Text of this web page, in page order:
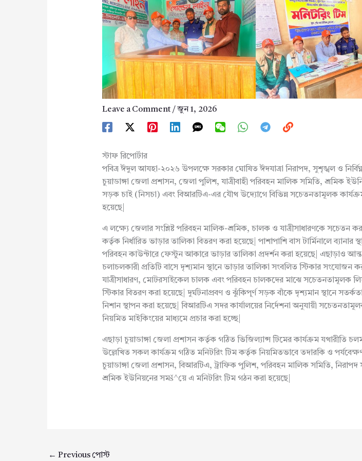
Leave a Comment /জুন 1, 2026
স্টাফ রিপোর্টার
পবিত্র ঈদুল আযহা-২০২৬ উপলক্ষে সরকার ঘোষিত ঈদযাত্রা নিরাপদ, সুশৃঙ্খল ও
চুয়াডাঙ্গা জেলা প্রশাসন, জেলা পুলিশ, যাত্রীবাহী পরিবহন মালিক সমিতি, শ্রমিক
সড়ক চাই (নিসচা) এবং বিআরটিএ-এর যৌথ উদ্যোগে বিভিন্ন সচেতনতামূলক কার্যক্রম
হয়েছে|
এ লক্ষ্যে জেলার সংশ্লিষ্ট পরিবহন মালিক-শ্রমিক, চালক ও যাত্রীসাধারণকে সচেতন
কর্তৃক নির্ধারিত ভাড়ার তালিকা বিতরণ করা হয়েছে| পাশাপাশি বাস টার্মিনালে ব্যানার
পরিবহন কাউন্টারে ফেস্টুন আকারে ভাড়ার তালিকা প্রদর্শন করা হয়েছে| এছাড়াও
চলাচলকারী প্রতিটি বাসে দৃশ্যমান স্থানে ভাড়ার তালিকা সংবলিত স্টিকার সংযোজন
যাত্রীসাধারণ, মোটরসাইকেল চালক এবং পরিবহন চালকদের মাঝে সচেতনতামূলক
স্টিকার বিতরণ করা হয়েছে| দুর্ঘটনাপ্রবণ ও ঝুঁকিপূর্ণ সড়ক বাঁকে দৃশ্যমান স্থানে
নিশান স্থাপন করা হয়েছে| বিআরটিএ সদর কার্যালয়ের নির্দেশনা অনুযায়ী
নিয়মিত মাইকিংয়ের মাধ্যমে প্রচার করা হচ্ছে|
এছাড়া চুয়াডাঙ্গা জেলা প্রশাসন কর্তৃক গঠিত ভিজিল্যান্স টিমের কার্যক্রম যথারীতি
উল্লেখিত সকল কার্যক্রম গঠিত মনিটরিং টিম কর্তৃক নিয়মিতভাবে তদারকি ও
চুয়াডাঙ্গা জেলা প্রশাসন, বিআরটিএ, ট্রাফিক পুলিশ, পরিবহন মালিক সমিতি,
শ্রমিক ইউনিয়নের সমš^য়ে এ মনিটরিং টিম গঠন করা হয়েছে|
← Previous পোস্ট